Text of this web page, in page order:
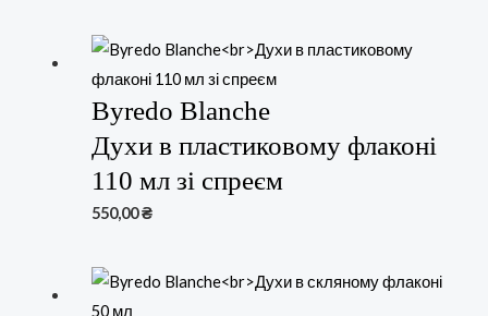
Byredo Blanche
Духи в пластиковому флаконі
110 мл зі спреєм
550,00₴